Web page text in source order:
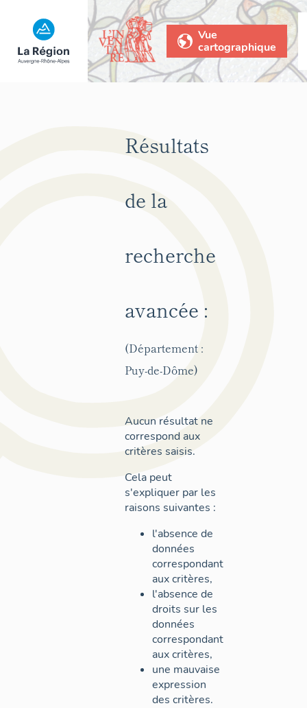
Vue
cartographique
Résultats
de la
recherche
avancée :
(Département :
Puy-de-Dôme)
Aucun résultat ne
correspond aux
critères saisis.
Cela peut
s'expliquer par les
raisons suivantes :
l'absence de
données
correspondant
aux critères,
l'absence de
droits sur les
données
correspondant
aux critères,
une mauvaise
expression
des critères.